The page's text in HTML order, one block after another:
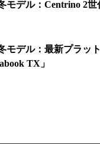
モデル：Centrino 2
モデル：最新プラッ
TX」